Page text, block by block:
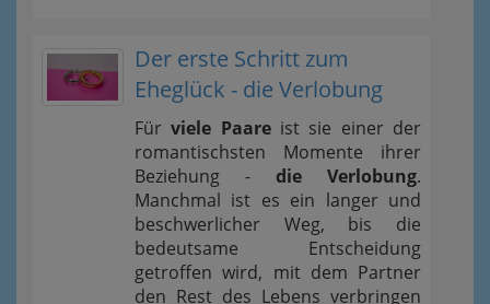
Der erste Schritt zum
Eheglück - die Verlobung
Fürviele Paareist sie einer der
romantischsten Momente ihrer
Beziehung - die Verlobung.
Manchmal ist es ein langer und
beschwerlicher Weg, bis die
bedeutsame Entscheidung
getroffen wird, mit dem Partner
den Rest des Lebens verbringen